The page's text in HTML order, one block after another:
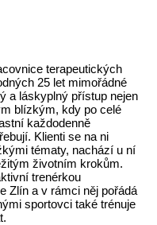
terapeutických
25 let mimořádné
a láskyplný přístup nejen
blízkým, kdy po celé
každodenně
Klienti se na ni
tématy, nachází u ní
životním krokům.
trenérkou
Zlín a v rámci něj pořádá
sportovci také trénuje